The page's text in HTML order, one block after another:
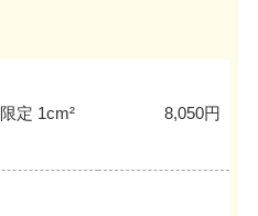
定 1cm² 8,050円